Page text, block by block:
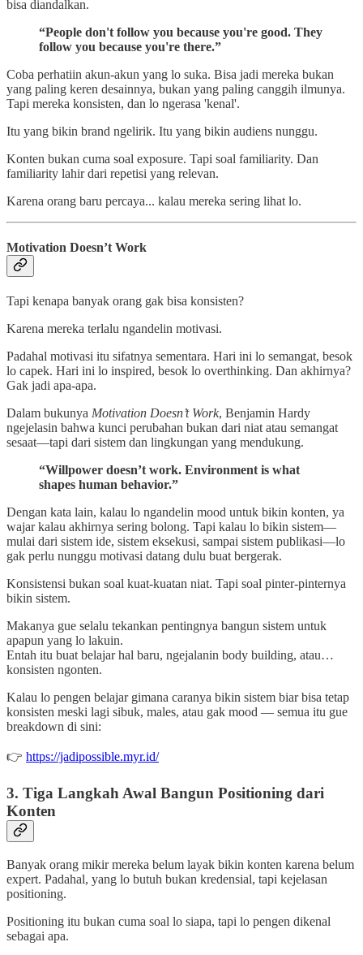
bisa diandalkan.
“People don't follow you because you're good. They
follow you because you're there.”
Coba perhatiin akun-akun yang lo suka. Bisa jadi mereka bukan
yang paling keren desainnya, bukan yang paling canggih ilmunya.
Tapi mereka konsisten, dan lo ngerasa 'kenal'.
Itu yang bikin brand ngelirik. Itu yang bikin audiens nunggu.
Konten bukan cuma soal exposure. Tapi soal familiarity. Dan
familiarity lahir dari repetisi yang relevan.
Karena orang baru percaya... kalau mereka sering lihat lo.
Motivation Doesn’t Work
Tapi kenapa banyak orang gak bisa konsisten?
Karena mereka terlalu ngandelin motivasi.
Padahal motivasi itu sifatnya sementara. Hari ini lo semangat, besok
lo capek. Hari ini lo inspired, besok lo overthinking. Dan akhirnya?
Gak jadi apa-apa.
Dalam bukunya Motivation Doesn’t Work, Benjamin Hardy
ngejelasin bahwa kunci perubahan bukan dari niat atau semangat
sesaat—tapi dari sistem dan lingkungan yang mendukung.
“Willpower doesn’t work. Environment is what
shapes human behavior.”
Dengan kata lain, kalau lo ngandelin mood untuk bikin konten, ya
wajar kalau akhirnya sering bolong. Tapi kalau lo bikin sistem—
mulai dari sistem ide, sistem eksekusi, sampai sistem publikasi—lo
gak perlu nunggu motivasi datang dulu buat bergerak.
Konsistensi bukan soal kuat-kuatan niat. Tapi soal pinter-pinternya
bikin sistem.
Makanya gue selalu tekankan pentingnya bangun sistem untuk
apapun yang lo lakuin.
Entah itu buat belajar hal baru, ngejalanin body building, atau…
konsisten ngonten.
Kalau lo pengen belajar gimana caranya bikin sistem biar bisa tetap
konsisten meski lagi sibuk, males, atau gak mood — semua itu gue
breakdown di sini:
👉 https://jadipossible.myr.id/
3. Tiga Langkah Awal Bangun Positioning dari
Konten
Banyak orang mikir mereka belum layak bikin konten karena belum
expert. Padahal, yang lo butuh bukan kredensial, tapi kejelasan
positioning.
Positioning itu bukan cuma soal lo siapa, tapi lo pengen dikenal
sebagai apa.